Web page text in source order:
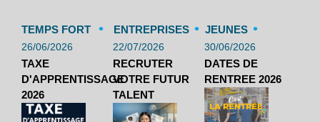
TEMPS FORT •
26/06/2026
TAXE
D'APPRENTISSAGE
2026
ENTREPRISES •
22/07/2026
RECRUTER
VOTRE FUTUR
TALENT
JEUNES •
30/06/2026
DATES DE
RENTREE 2026